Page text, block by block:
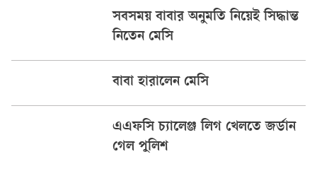
সবসময় বাবার অনুমতি নিয়েই সিদ্ধান্ত
নিতেন মেসি
বাবা হারালেন মেসি
এএফসি চ্যালেঞ্জ লিগ খেলতে জর্ডান
গেল পুলিশ